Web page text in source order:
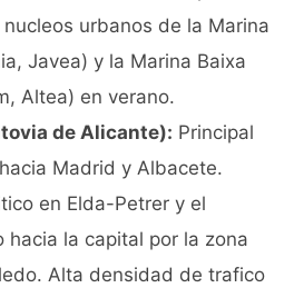
urbanos de la Marina
Javea) y la Marina Baixa
Altea) en verano.
de Alicante): Principal
Madrid y Albacete.
en Elda-Petrer y el
hacia la capital por la zona
Alta densidad de trafico